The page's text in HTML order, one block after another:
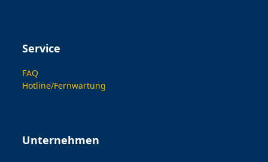
Service
FAQ
Hotline/Fernwartung
Unternehmen